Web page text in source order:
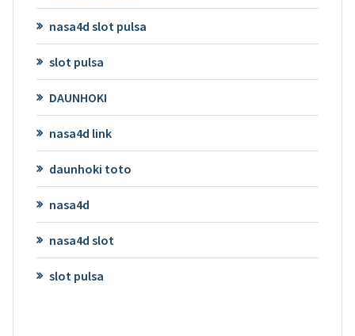
nasa4d slot pulsa
slot pulsa
DAUNHOKI
nasa4d link
daunhoki toto
nasa4d
nasa4d slot
slot pulsa